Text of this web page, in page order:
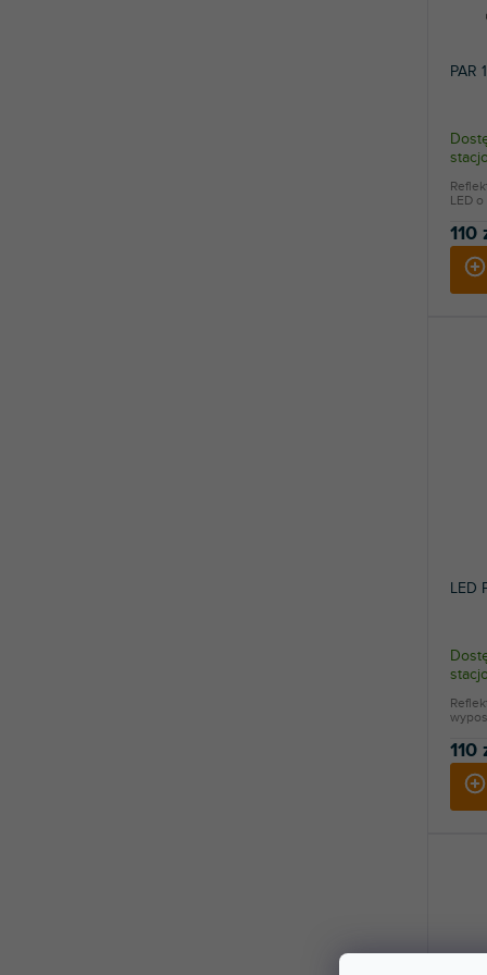
PAR
110
LED o
LED
110